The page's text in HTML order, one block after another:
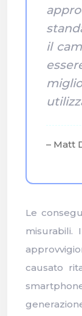
il
– Matt
Le
causato